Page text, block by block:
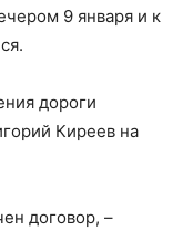
9 января и к
дороги
Киреев на
договор, –